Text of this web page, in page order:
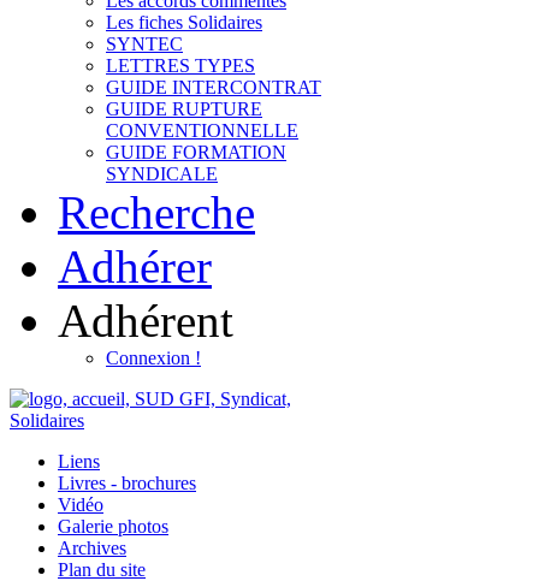
Les fiches Solidaires
SYNTEC
LETTRES TYPES
GUIDE INTERCONTRAT
GUIDE RUPTURE
CONVENTIONNELLE
GUIDE FORMATION
SYNDICALE
Recherche
Adhérer
Adhérent
Connexion !
Liens
Livres - brochures
Vidéo
Galerie photos
Archives
Plan du site